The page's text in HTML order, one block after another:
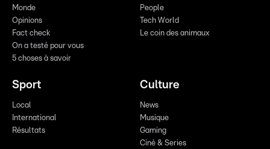
Monde
Opinions
Fact check
On a testé pour vous
5 choses à savoir
People
Tech World
Le coin des animaux
Sport
Local
International
Résultats
Culture
News
Musique
Gaming
Ciné & Series